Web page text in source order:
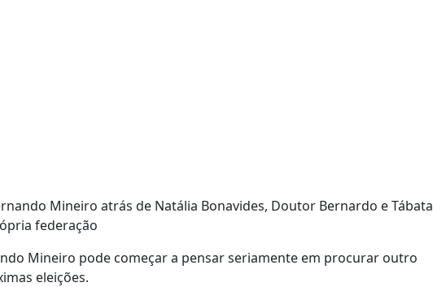
Mineiro atrás de Natália Bonavides, Doutor Bernardo e Tábata
federação
Mineiro pode começar a pensar seriamente em procurar outro
eleições.